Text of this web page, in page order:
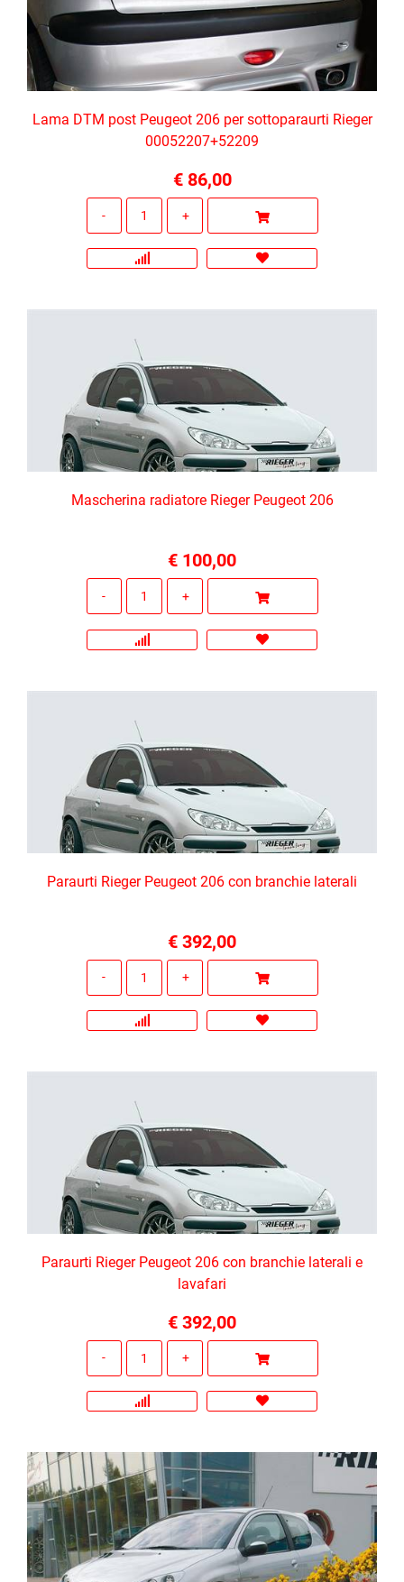
Lama DTM post Peugeot 206 per sottoparaurti Rieger
00052207+52209
€ 86,00
Mascherina radiatore Rieger Peugeot 206
€ 100,00
Paraurti Rieger Peugeot 206 con branchie laterali
€ 392,00
Paraurti Rieger Peugeot 206 con branchie laterali e
lavafari
€ 392,00